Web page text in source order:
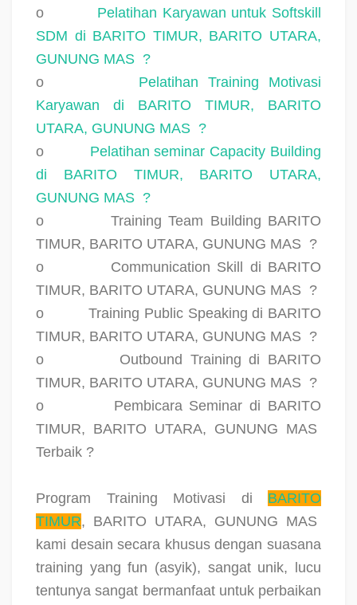
o
Pelatihan Karyawan untuk Softskill
SDM di BARITO TIMUR, BARITO UTARA,
GUNUNG MAS ?
o
Pelatihan Training Motivasi
Karyawan di BARITO TIMUR, BARITO
UTARA, GUNUNG MAS ?
o
Pelatihan seminar Capacity Building
di BARITO TIMUR, BARITO UTARA,
GUNUNG MAS ?
o
Training Team Building BARITO
TIMUR, BARITO UTARA, GUNUNG MAS ?
o
Communication Skill di BARITO
TIMUR, BARITO UTARA, GUNUNG MAS ?
o
Training Public Speaking di BARITO
TIMUR, BARITO UTARA, GUNUNG MAS ?
o
Outbound Training di BARITO
TIMUR, BARITO UTARA, GUNUNG MAS ?
o
Pembicara Seminar di BARITO
TIMUR, BARITO UTARA, GUNUNG MAS
Terbaik ?
Program Training Motivasi di BARITO
TIMUR, BARITO UTARA, GUNUNG MAS
kami desain secara khusus dengan suasana
training yang fun (asyik), sangat unik, lucu
tentunya sangat bermanfaat untuk perbaikan